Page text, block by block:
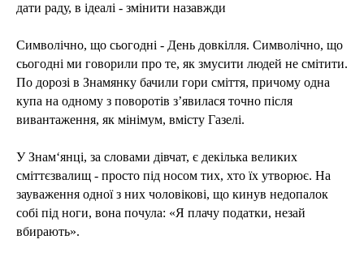
дати раду, в ідеалі - змінити назавжди
Символічно, що сьогодні - День довкілля. Символічно, що
сьогодні ми говорили про те, як змусити людей не смітити.
По дорозі в Знамянку бачили гори сміття, причому одна
купа на одному з поворотів з’явилася точно після
вивантаження, як мінімум, вмісту Газелі.
У Знам‘янці, за словами дівчат, є декілька великих
сміттєзвалищ - просто під носом тих, хто їх утворює. На
зауваження одної з них чоловікові, що кинув недопалок
собі під ноги, вона почула: «Я плачу податки, незай
вбирають».